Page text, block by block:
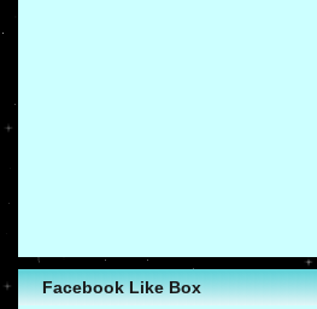
Facebook Like Box